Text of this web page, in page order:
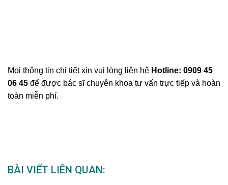
Mọi thông tin chi tiết xin vui lòng liên hệ Hotline: 0909 45
06 45 để được bác sĩ chuyên khoa tư vấn trực tiếp và hoàn
toàn miễn phí.
BÀI VIẾT LIÊN QUAN: